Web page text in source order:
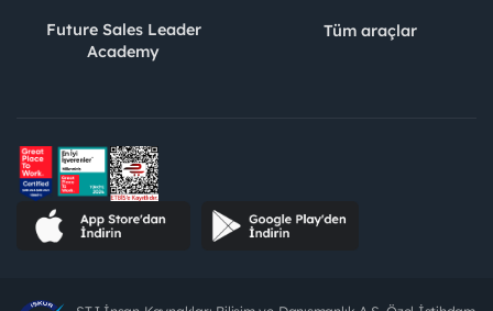
Future Sales Leader
Academy
Tüm araçlar